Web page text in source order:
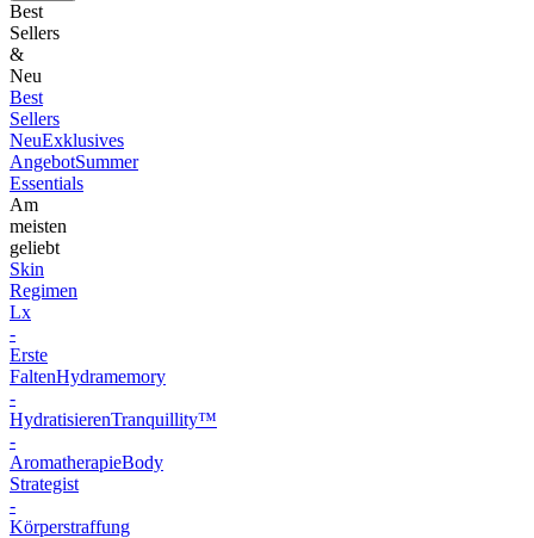
Best
Sellers
&
Neu
Best
Sellers
NeuExklusives
AngebotSummer
Essentials
Am
meisten
geliebt
Skin
Regimen
Lx
-
Erste
FaltenHydramemory
-
HydratisierenTranquillity™
-
AromatherapieBody
Strategist
-
Körperstraffung